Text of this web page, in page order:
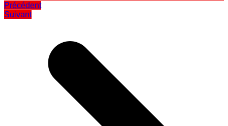
Précédent
Suivant